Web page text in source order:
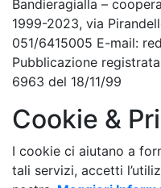
Bandieragialla –
1999-2023, via
051/6415005 E-mail:
Pubblicazione
6963 del 18/11/99
Cookie &
I cookie ci aiutano a
tali servizi, accetti